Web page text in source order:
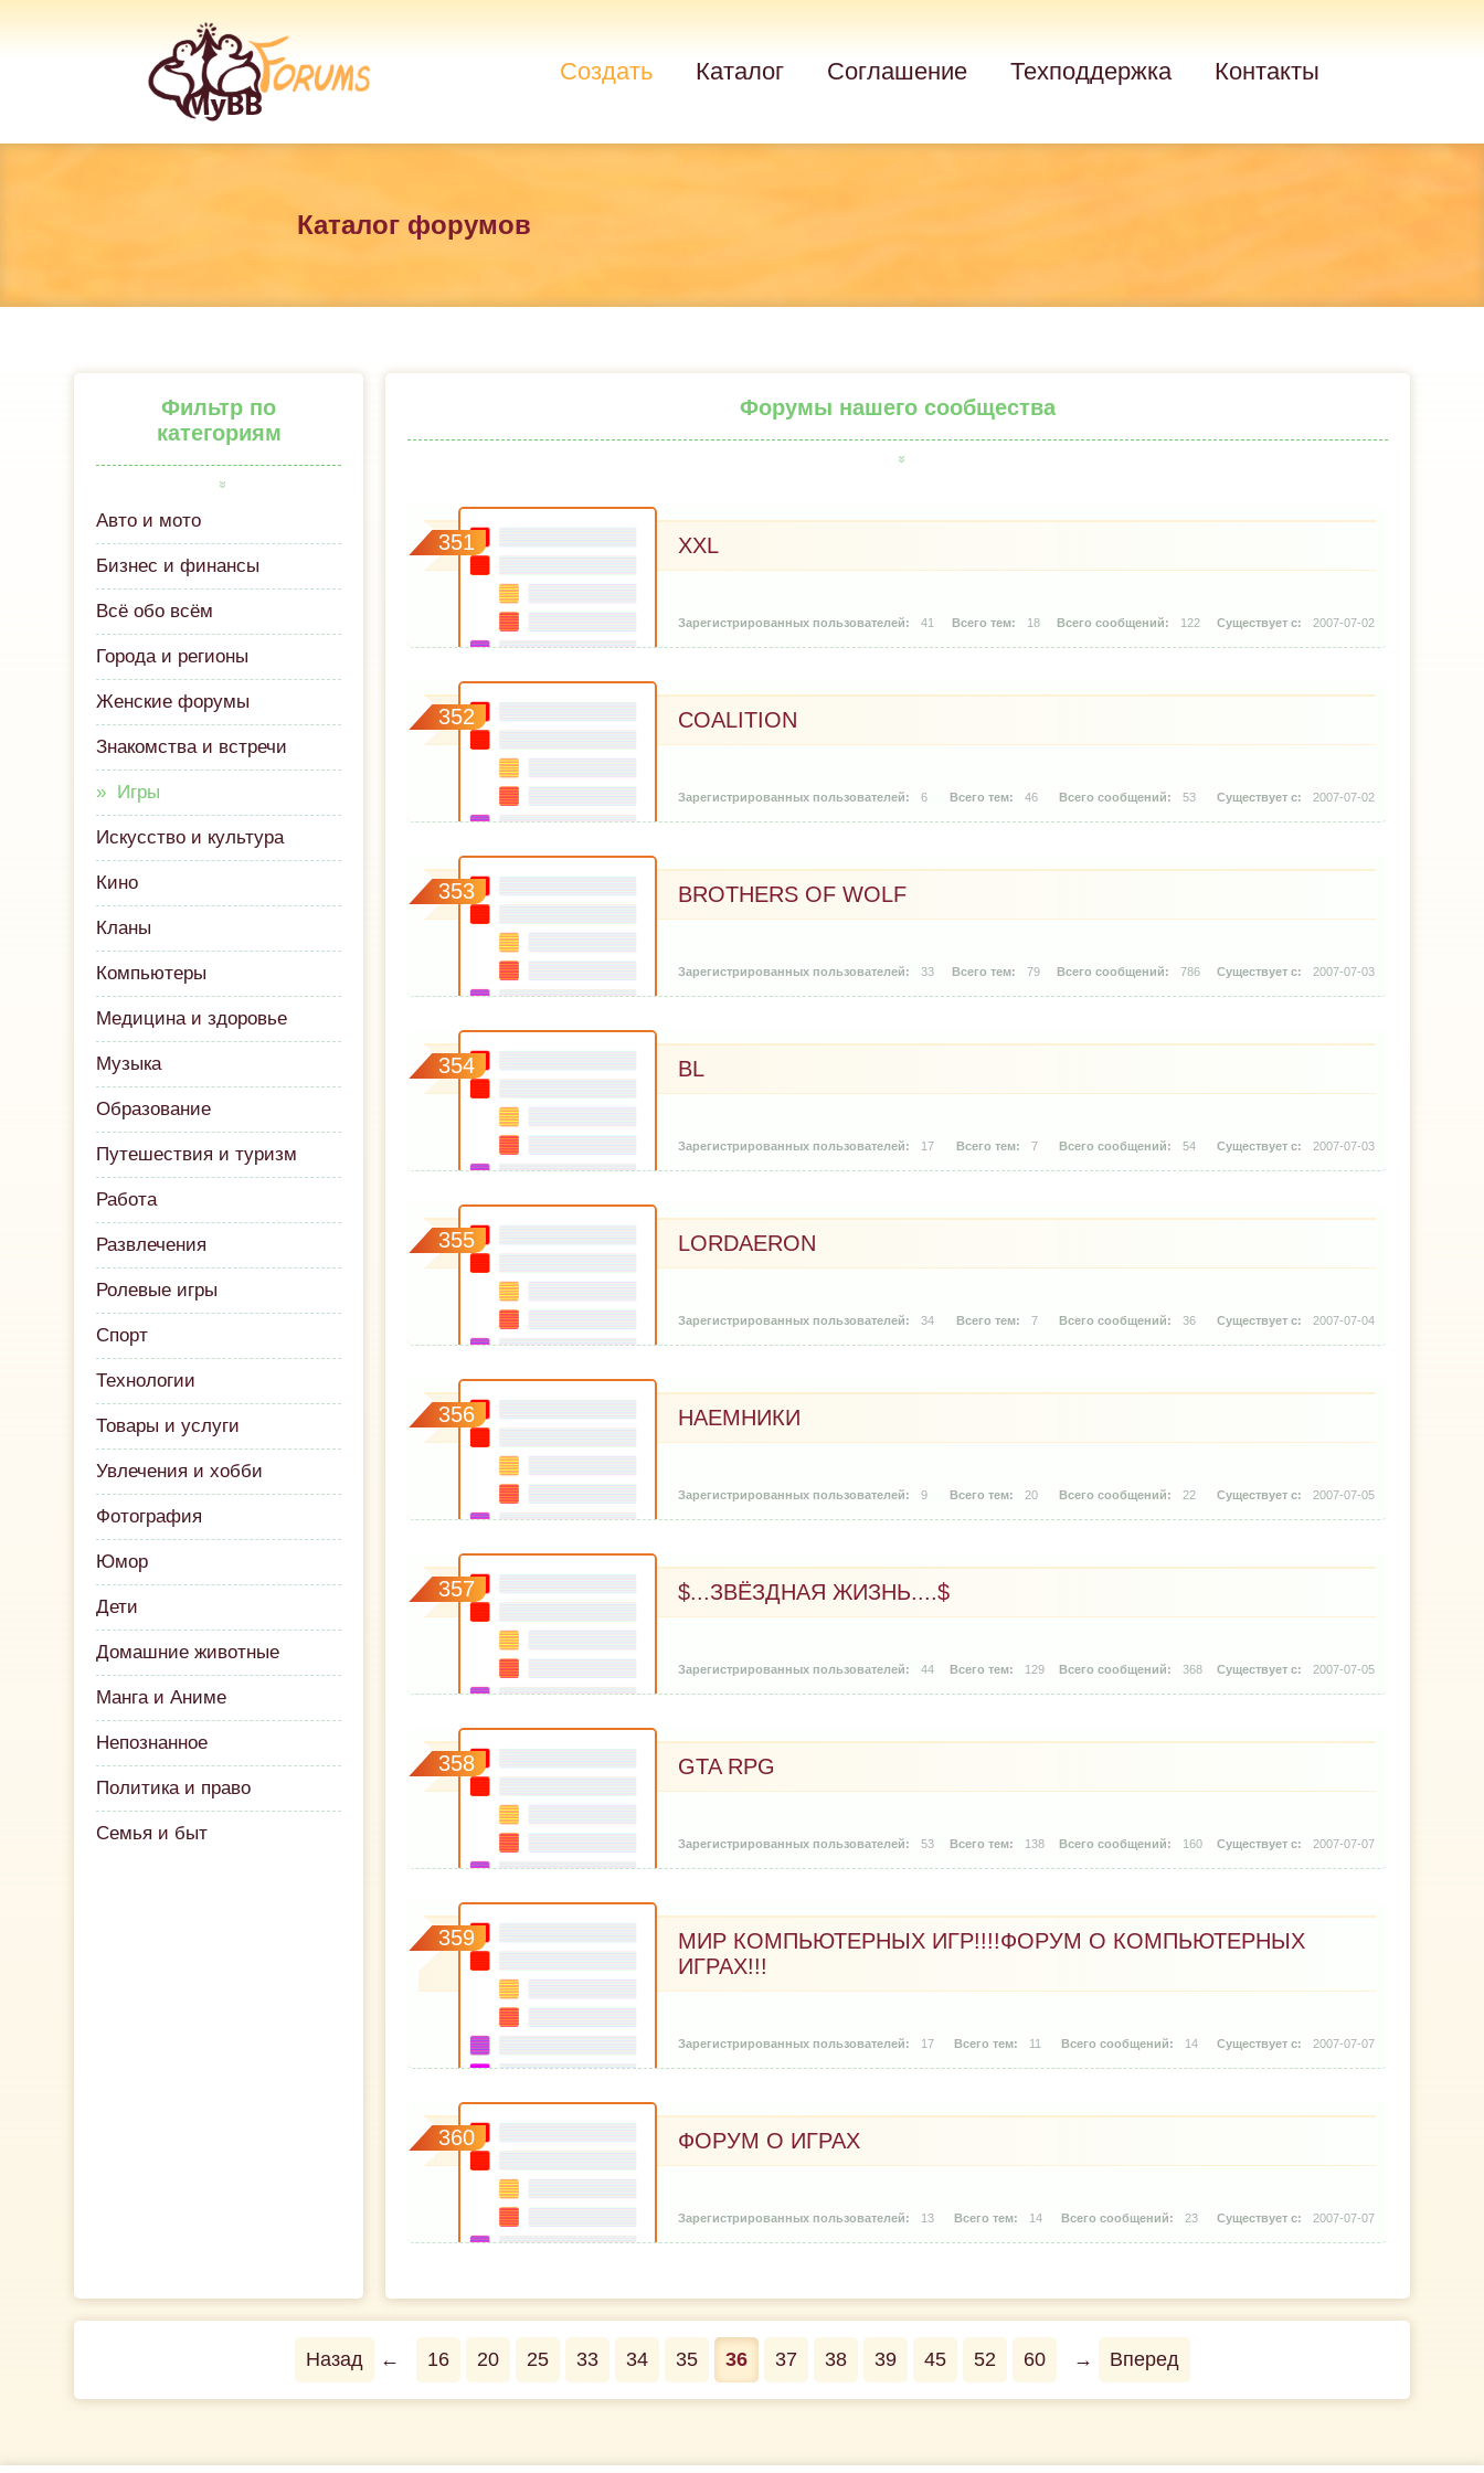
Создать Каталог Соглашение Техподдержка Контакты
Каталог форумов
Фильтр по
категориям
Авто и мото
Бизнес и финансы
Всё обо всём
Города и регионы
Женские форумы
Знакомства и встречи
Игры
Искусство и культура
Кино
Кланы
Компьютеры
Медицина и здоровье
Музыка
Образование
Путешествия и туризм
Работа
Развлечения
Ролевые игры
Спорт
Технологии
Товары и услуги
Увлечения и хобби
Фотография
Юмор
Дети
Домашние животные
Манга и Аниме
Непознанное
Политика и право
Семья и быт
Форумы нашего сообщества
351 XXL
41 18 122 2007-07-02
352 COALITION
6 46 53 2007-07-02
353 BROTHERS OF WOLF
33 79 786 2007-07-03
354 BL
17 7 54 2007-07-03
355 LORDAERON
34 7 36 2007-07-04
356 НАЕМНИКИ
9 20 22 2007-07-05
357 $...ЗВЁЗДНАЯ ЖИЗНЬ....$
44 129 368 2007-07-05
358 GTA RPG
53 138 160 2007-07-07
359
МИР КОМПЬЮТЕРНЫХ ИГР!!!!ФОРУМ О КОМПЬЮТЕРНЫХ
ИГРАХ!!!
17 11 14 2007-07-07
360 ФОРУМ О ИГРАХ
13 14 23 2007-07-07
Назад ← 16 20 25 33 34 35 36 37 38 39 45 52 60 → Вперед